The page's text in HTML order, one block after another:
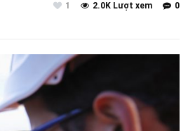
0
2.0K Lượt xem
1